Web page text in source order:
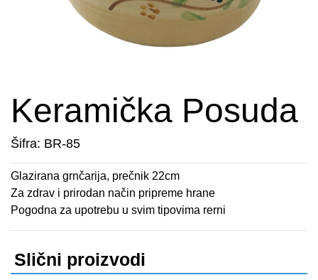
APARATI ZA VAKUUMIRANJE
DEPILATORI I TRIMERI
ELEKTRIČNE CEDILJKE
ELEKTRIČNE ŠERPE
ELEKTRIČNI GRILL
FENOVI ZA KOSU
EMAJLIRANE ŠERPE
ETAŽERI
GARNITURE ESCAJGA
KALUPI ZA TORTE
KANTE ZA SMEĆE
Keramička Posuda
Šifra: BR-85
Glazirana grnčarija, prečnik 22cm
Za zdrav i prirodan način pripreme hrane
Pogodna za upotrebu u svim tipovima rerni
Slični proizvodi